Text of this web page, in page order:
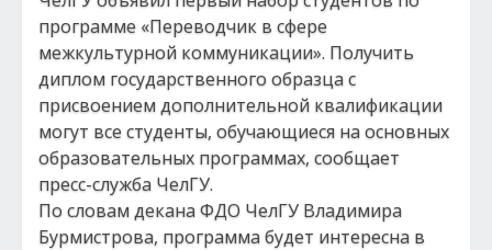
программе «Переводчик в сфере
межкультурной коммуникации». Получить
диплом государственного образца с
присвоением дополнительной квалификации
могут все студенты, обучающиеся на основных
образовательных программах, сообщает
пресс-служба ЧелГУ.
По словам декана ФДО ЧелГУ Владимира
Бурмистрова, программа будет интересна в